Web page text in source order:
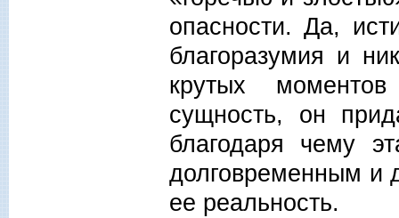
опасности. Да,
благоразумия и
крутых
сущность, он
благодаря чему
долговременным и
ее реальность.